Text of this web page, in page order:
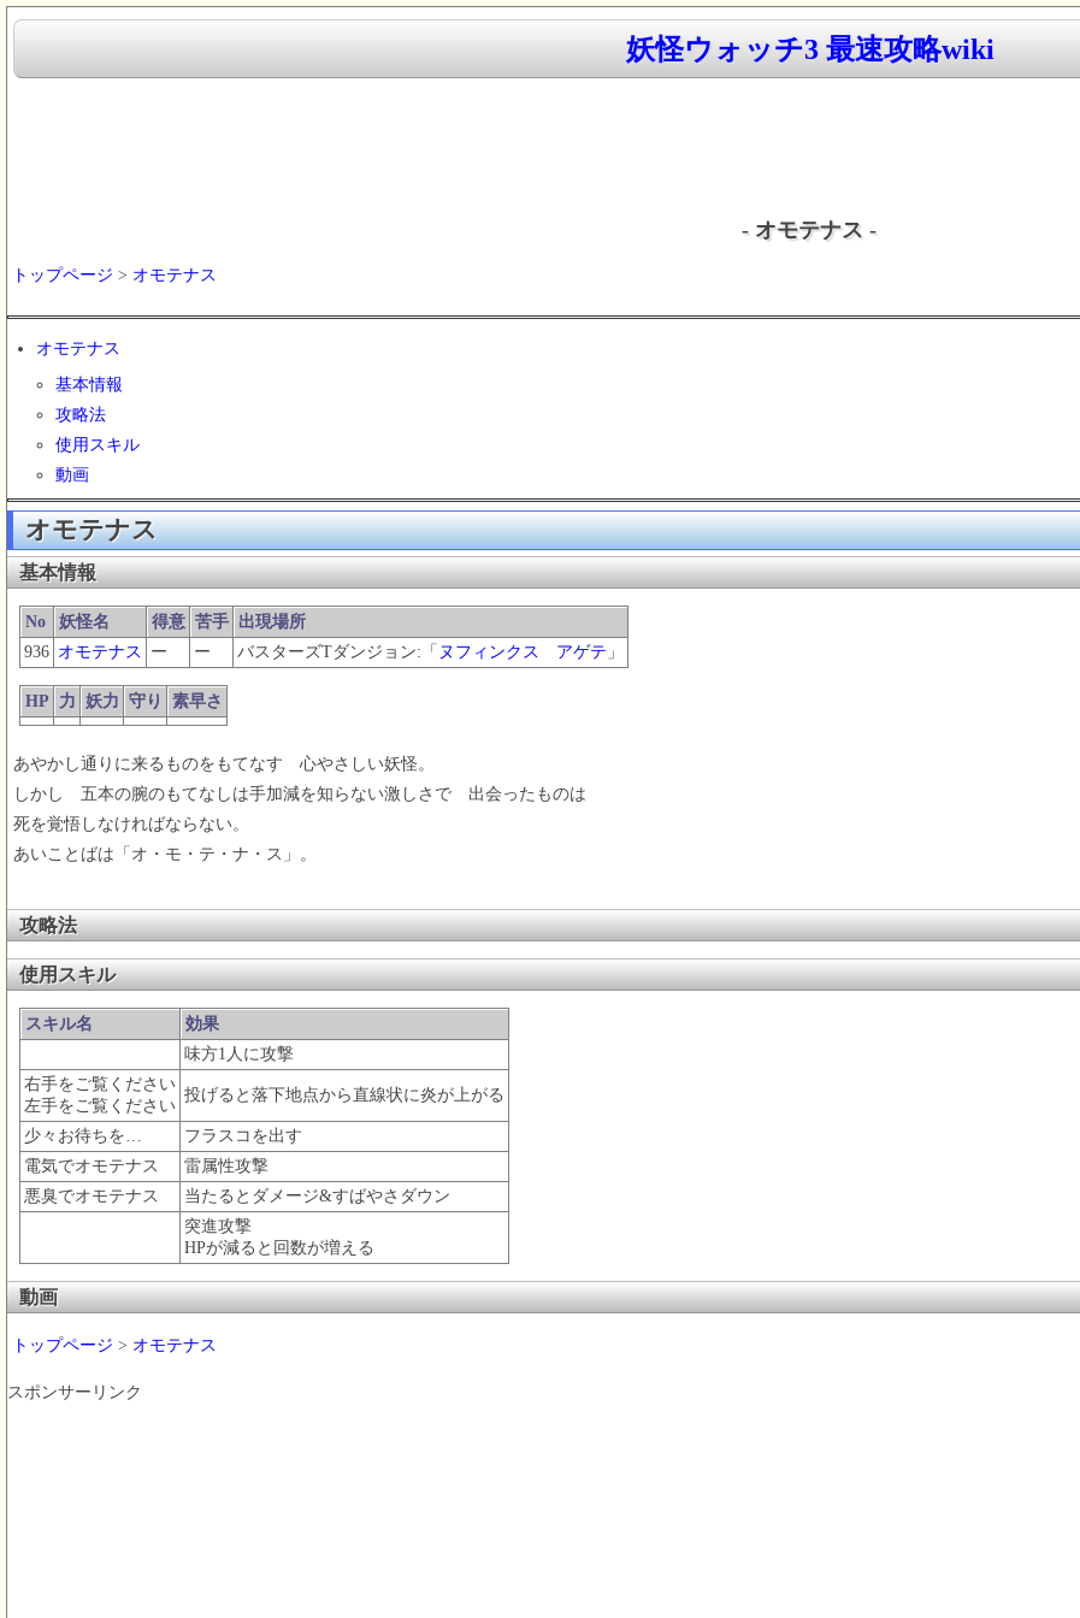
妖怪ウォッチ3 最速攻略wiki
- オモテナス -
トップページ > オモテナス
オモテナス
基本情報
攻略法
使用スキル
動画
オモテナス
基本情報
No 妖怪名 得意 苦手 出現場所
936 オモテナス ー ー バスターズTダンジョン:「 ヌフィンクス アゲテ 」
HP 力 妖力 守り 素早さ
あやかし通りに来るものをもてなす 心やさしい妖怪。
しかし 五本の腕のもてなしは手加減を知らない激しさで 出会ったものは
死を覚悟しなければならない。
あいことばは「オ・モ・テ・ナ・ス」。
攻略法
使用スキル
スキル名
効果
味方1人に攻撃
右手をご覧ください
左手をご覧ください
投げると落下地点から直線状に炎が上がる
少々お待ちを…
フラスコを出す
電気でオモテナス
雷属性攻撃
悪臭でオモテナス
当たるとダメージ&すばやさダウン
突進攻撃
HPが減ると回数が増える
動画
トップページ > オモテナス
スポンサーリンク